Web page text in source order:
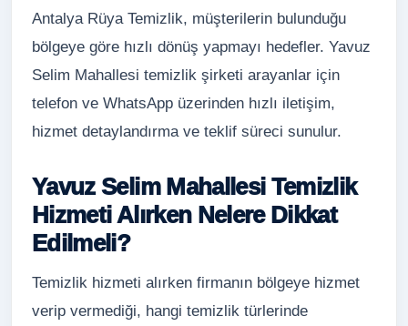
Antalya Rüya Temizlik, müşterilerin bulunduğu
bölgeye göre hızlı dönüş yapmayı hedefler. Yavuz
Selim Mahallesi temizlik şirketi arayanlar için
telefon ve WhatsApp üzerinden hızlı iletişim,
hizmet detaylandırma ve teklif süreci sunulur.
Yavuz Selim Mahallesi Temizlik
Hizmeti Alırken Nelere Dikkat
Edilmeli?
Temizlik hizmeti alırken firmanın bölgeye hizmet
verip vermediği, hangi temizlik türlerinde